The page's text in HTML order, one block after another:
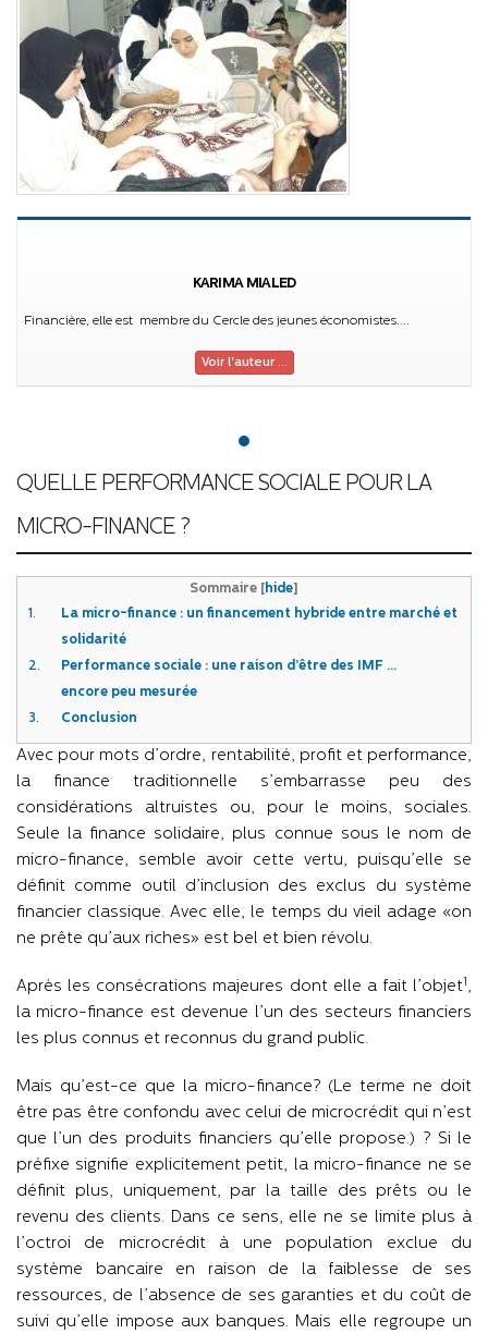
KARIMA MIALED
Financière, elle est membre du Cercle des jeunes économistes....
Voir l'auteur ...
QUELLE PERFORMANCE SOCIALE POUR LA
MICRO-FINANCE ?
Sommaire hide
1.
La micro-finance : un financement hybride entre marché et
solidarité
2.
Performance sociale : une raison d’être des IMF …
encore peu mesurée
3.
Conclusion
Avec pour mots d’ordre, rentabilité, profit et performance,
la finance traditionnelle s’embarrasse peu des
considérations altruistes ou, pour le moins, sociales.
Seule la finance solidaire, plus connue sous le nom de
micro-finance, semble avoir cette vertu, puisqu’elle se
définit comme outil d’inclusion des exclus du système
financier classique. Avec elle, le temps du vieil adage «on
ne prête qu’aux riches» est bel et bien révolu.
Après les consécrations majeures dont elle a fait l’objet1 ,
la micro-finance est devenue l’un des secteurs financiers
les plus connus et reconnus du grand public.
Mais qu’est-ce que la micro-finance? (Le terme ne doit
être pas être confondu avec celui de microcrédit qui n’est
que l’un des produits financiers qu’elle propose.) ? Si le
préfixe signifie explicitement petit, la micro-finance ne se
définit plus, uniquement, par la taille des prêts ou le
revenu des clients. Dans ce sens, elle ne se limite plus à
l’octroi de microcrédit à une population exclue du
système bancaire en raison de la faiblesse de ses
ressources, de l’absence de ses garanties et du coût de
suivi qu’elle impose aux banques. Mais elle regroupe un